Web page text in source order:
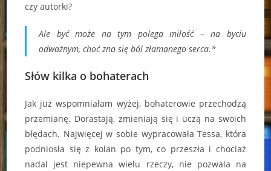
czy autorki?
Ale być może na tym polega miłość – na byciu
odważnym, choć zna się ból złamanego serca.*
Słów kilka o bohaterach
Jak już wspomniałam wyżej, bohaterowie przechodzą
przemianę. Dorastają, zmieniają się i uczą na swoich
błędach. Najwięcej w sobie wypracowała Tessa, która
podniosła się z kolan po tym, co przeszła i chociaż
nadal jest niepewna wielu rzeczy, nie pozwala na